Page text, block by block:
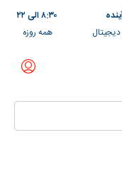
۸:۳۰ الی ۲۲
همه روزه